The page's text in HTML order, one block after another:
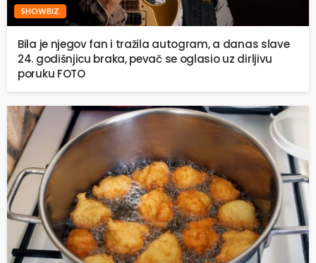
SHOWBIZ
Bila je njegov fan i tražila autogram, a danas slave
24. godišnjicu braka, pevač se oglasio uz dirljivu
poruku FOTO